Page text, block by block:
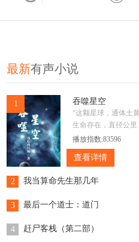
最新有声小说
1 吞噬星空
“这颗星球，通体土
生命存在，直径公里
含‘星泪金’矿脉，真
这颗星球吞噬掉后，
能恢复到受伤前的。
看远处的一颗
播放指数:83596
查看详情
2 我当算命先生那几年
3 最后一个道士：道门
4 赶尸客栈（第二部）